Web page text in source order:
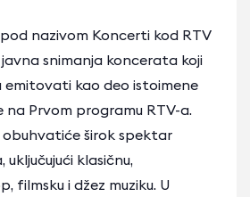
nazivom Koncerti kod RTV
snimanja koncerata koji
kao deo istoimene
na Prvom programu RTV-a.
širok spektar
uključujući klasičnu,
filmsku i džez muziku. U